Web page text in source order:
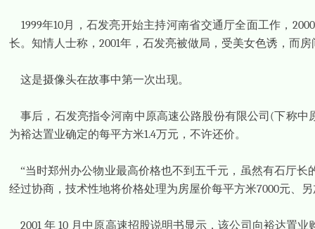
1999年10月，石发亮开始主持河南省交通厅全面工作， 2000
长。知情人士称， 2001年，石发亮被做局，受美女色诱，而
这是摄像头在故事中第一次出现。
事后，石发亮指令河南中原高速公路股份有限公司 (下称中
为裕达置业确定的每平方米1.4万元，不许还价。
“当时郑州办公物业最高价格也不到五千元，虽然有石厅
经过协商，技术性地将价格处理为房屋价每平方米7000元、
2001 年 10 月中原高速招股说明书显示，该公司向裕达置业